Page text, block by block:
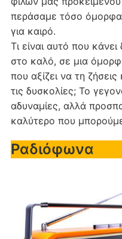
περάσαμε τόσο
για καιρό.
Τι είναι αυτό που
στο καλό, σε μια
που αξίζει να τη
τις δυσκολίες; Το
αδυναμίες, αλλά
καλύτερο που
Ραδιόφωνα